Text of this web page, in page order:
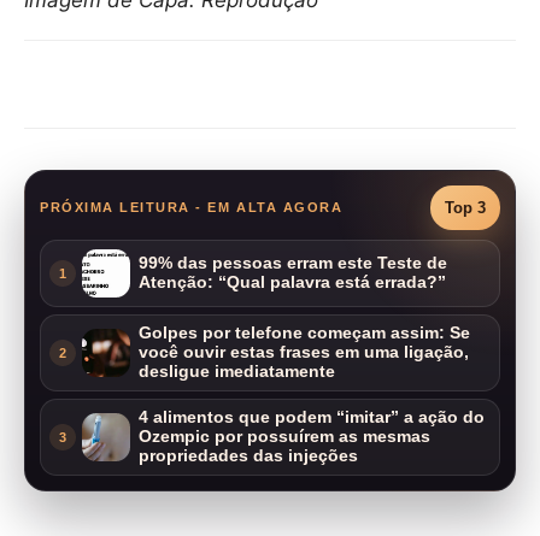
PRÓXIMA LEITURA - EM ALTA AGORA Top 3
1
99% das pessoas erram este Teste de
Atenção: “Qual palavra está errada?”
2
Golpes por telefone começam assim: Se
você ouvir estas frases em uma ligação,
desligue imediatamente
3
4 alimentos que podem “imitar” a ação do
Ozempic por possuírem as mesmas
propriedades das injeções